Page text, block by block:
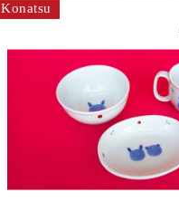
Konatsu